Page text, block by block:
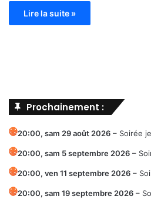
Lire la suite »
Prochainement :
20:00, sam 29 août 2026 – Soirée
20:00, sam 5 septembre 2026 –
20:00, ven 11 septembre 2026 –
20:00, sam 19 septembre 2026 –